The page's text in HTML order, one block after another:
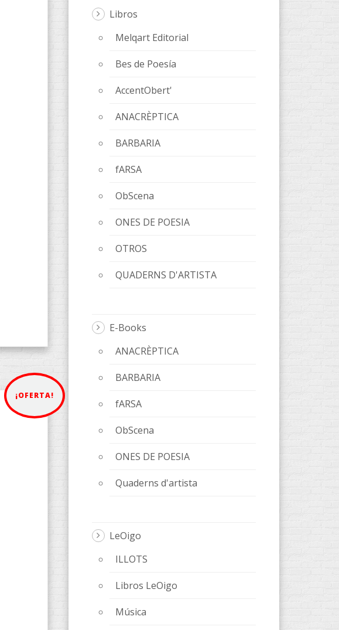
¡OFERTA!
Libros
Melqart Editorial
Bes de Poesía
AccentObert'
ANACRÈPTICA
BARBARIA
fARSA
ObScena
ONES DE POESIA
OTROS
QUADERNS D'ARTISTA
E-Books
ANACRÈPTICA
BARBARIA
fARSA
ObScena
ONES DE POESIA
Quaderns d'artista
LeOigo
ILLOTS
Libros LeOigo
Música